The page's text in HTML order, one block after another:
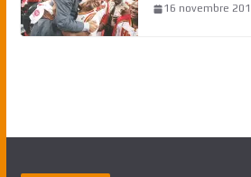
16 novembre